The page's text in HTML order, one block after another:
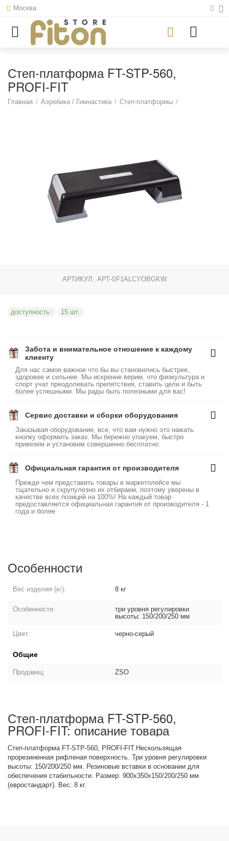
Москва
Степ-платформа FT-STP-560,
PROFI-FIT
Главная / Аэробика / Гимнастика / Степ-платформы /
АРТИКУЛ: АРТ-0F1ALCYOBGKW
доступность: 15 шт.
Забота и внимательное отношение к каждому
клиенту
Для нас самое важное что бы вы становились быстрее,
здоровее и сильнее. Мы искренне верим, что физкультура и
спорт учат преодолевать препятствия, ставить цели и быть
более успешными. Мы рады быть полезными для вас!
Сервис доставки и сборки оборудования
Заказывая оборудование, все, что вам нужно это нажать
кнопку оформить заказ. Мы бережно упакуем, быстро
привезем и установим совершенно бесплатно.
Официальная гарантия от производителя
Прежде чем представить товары в маркетплейсе мы
тщательно и скрупулезно их отбираем, поэтому уверены в
качестве всех позиций на 100%! На каждый товар
предоставляется официальная гарантия от производителя - 1
года и более
Особенности
Вес изделия (кг): 8 кг
Особенности:
три уровня регулировки
высоты: 150/200/250 мм
Цвет: черно-серый
Общие
Продавец: ZSO
Степ-платформа FT-STP-560,
PROFI-FIT: описание товара
Степ-платформа FT-STP-560, PROFI-FIT.Нескользящая
прорезиненная рифленая поверхность. Три уровня регулировки
высоты: 150/200/250 мм. Резиновые вставки в основании для
обеспечения стабильности. Размер: 900x350x150/200/250 мм
(евростандарт). Вес: 8 кг.